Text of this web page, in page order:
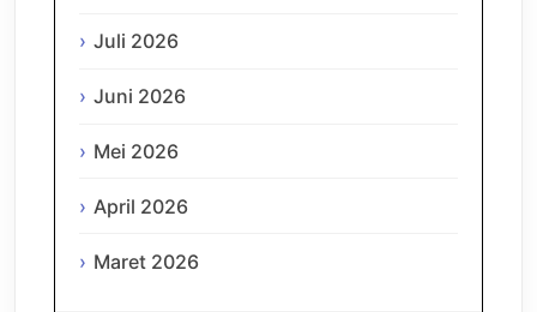
Juli 2026
Juni 2026
Mei 2026
April 2026
Maret 2026